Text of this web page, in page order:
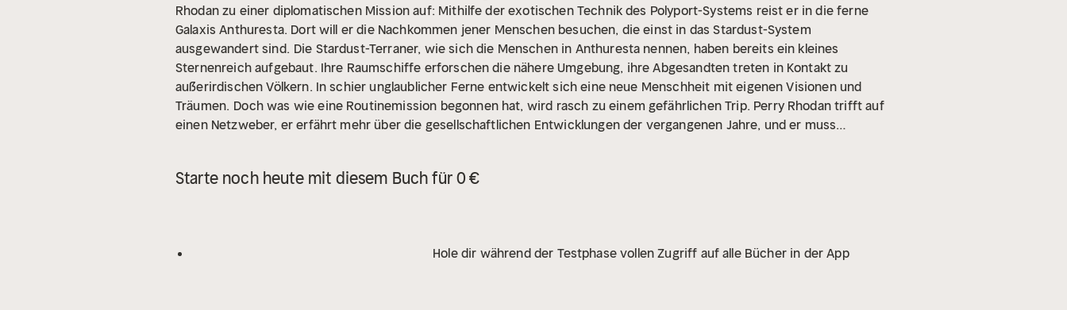
Rhodan zu einer diplomatischen Mission auf: Mithilfe der exotischen Technik des Polyport-Systems reist er in die ferne
Galaxis Anthuresta. Dort will er die Nachkommen jener Menschen besuchen, die einst in das Stardust-System
ausgewandert sind. Die Stardust-Terraner, wie sich die Menschen in Anthuresta nennen, haben bereits ein kleines
Sternenreich aufgebaut. Ihre Raumschiffe erforschen die nähere Umgebung, ihre Abgesandten treten in Kontakt zu
außerirdischen Völkern. In schier unglaublicher Ferne entwickelt sich eine neue Menschheit mit eigenen Visionen und
Träumen. Doch was wie eine Routinemission begonnen hat, wird rasch zu einem gefährlichen Trip. Perry Rhodan trifft auf
einen Netzweber, er erfährt mehr über die gesellschaftlichen Entwicklungen der vergangenen Jahre, und er muss
DIE NEUE MENSCHHEIT ...
Starte noch heute mit diesem Buch für 0 €
Hole dir während der Testphase vollen Zugriff auf alle Bücher in der App